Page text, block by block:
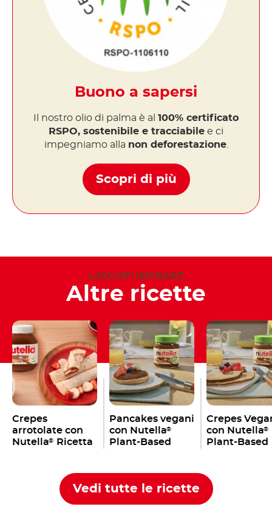
Buono a sapersi
Il nostro olio di palma è al 100% certificato
RSPO, sostenibile e tracciabile e ci
impegniamo alla non deforestazione.
Scopri di più
LASCIATI ISPIRARE
Altre ricette
Crepes
arrotolate con
Nutella® Ricetta
Pancakes vegani
con Nutella®
Plant-Based
Crepes
con Nutella®
Plant-Based
Vedi tutte le ricette